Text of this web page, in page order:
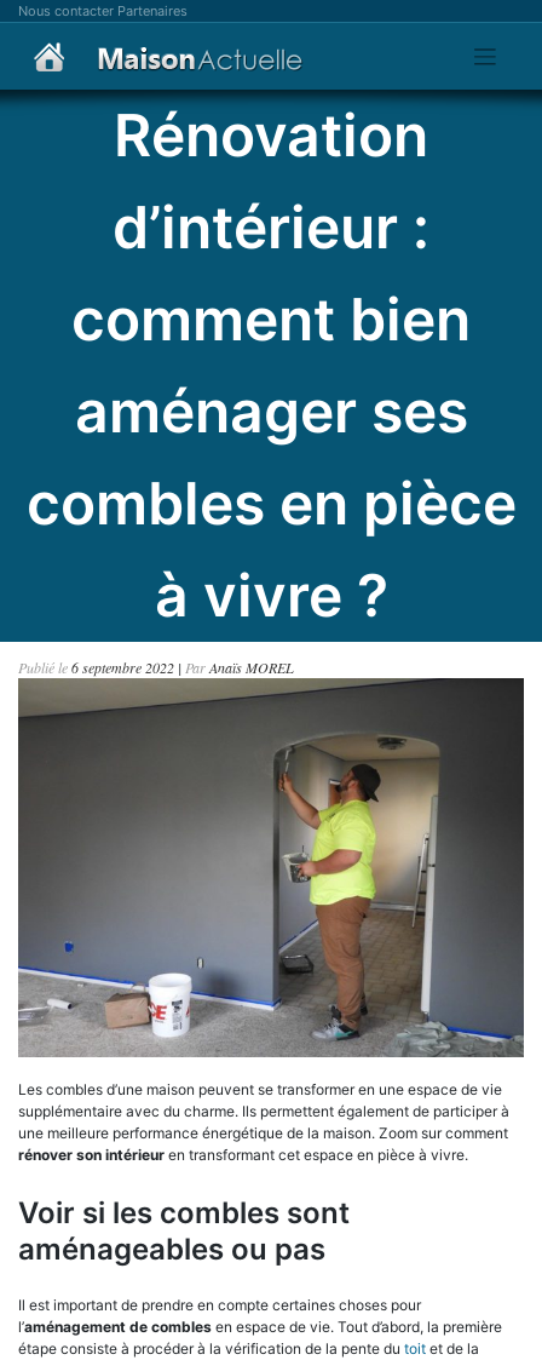
Skip
content
Nous contacter Partenaires
Rénovation
d’intérieur :
comment bien
aménager ses
combles en pièce
à vivre ?
Publié le6 septembre 2022 | ParAnaïs MOREL
Les combles d’une maison peuvent se transformer en une espace de vie
supplémentaire avec du charme. Ils permettent également de participer à
une meilleure performance énergétique de la maison. Zoom sur comment
rénover son intérieur en transformant cet espace en pièce à vivre.
Voir si les combles sont
aménageables ou pas
Il est important de prendre en compte certaines choses pour
l’aménagement de combles en espace de vie. Tout d’abord, la première
étape consiste à procéder à la vérification de la pente du toit et de la